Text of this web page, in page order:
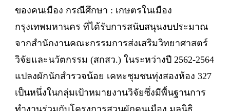
ของคนเมือง กรณีศึกษา : เกษตรในเมือง
กรุงเทพมหานคร ที่ได้รับการสนับสนุนงบประมาณ
จากสำนักงานคณะกรรมการส่งเสริมวิทยาศาสตร์
วิจัยและนวัตกรรม (สกสว.) ในระหว่างปี 2562-2564
แปลงผักนักสำรวจน้อย เคหะชุมชนทุ่งสองห้อง 327
เป็นหนึ่งในกลุ่มเป้าหมายงานวิจัยซึ่งมีพื้นฐานการ